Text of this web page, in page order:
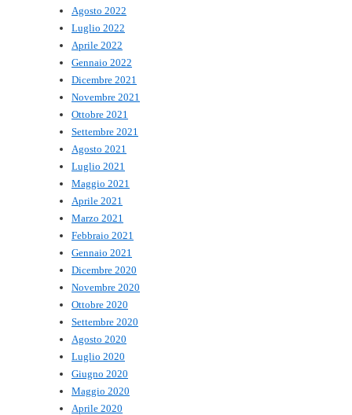
Agosto 2022
Luglio 2022
Aprile 2022
Gennaio 2022
Dicembre 2021
Novembre 2021
Ottobre 2021
Settembre 2021
Agosto 2021
Luglio 2021
Maggio 2021
Aprile 2021
Marzo 2021
Febbraio 2021
Gennaio 2021
Dicembre 2020
Novembre 2020
Ottobre 2020
Settembre 2020
Agosto 2020
Luglio 2020
Giugno 2020
Maggio 2020
Aprile 2020